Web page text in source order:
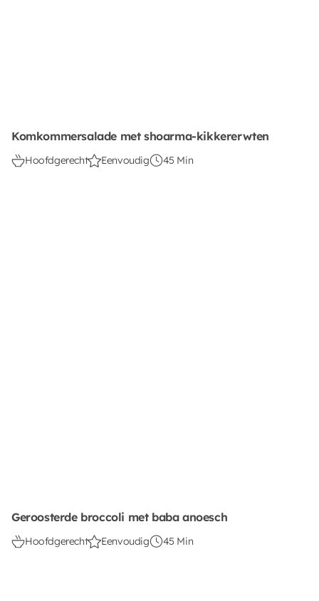
Komkommersalade met shoarma-kikkererwten
Hoofdgerecht Eenvoudig 45 Min
Geroosterde broccoli met baba anoesch
Hoofdgerecht Eenvoudig 45 Min